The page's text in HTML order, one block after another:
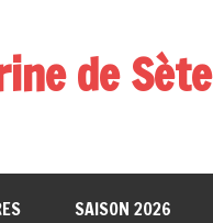
de Sète
SAISON 2026